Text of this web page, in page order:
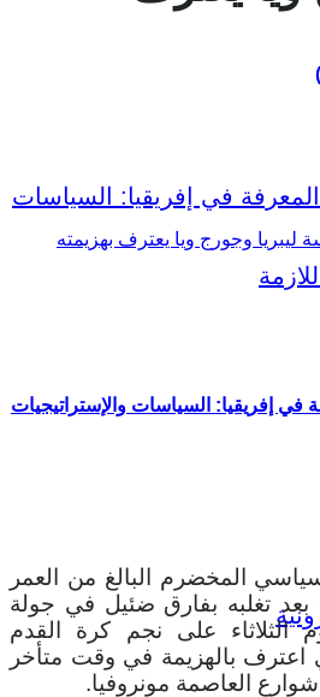
في إفريقيا: السياسات والإستراتيجيات
المخضرم البالغ من العمر
بعد تغلبه بفارق ضئيل في جولة
الثلاثاء على نجم كرة القدم
اعترف بالهزيمة في وقت متأخر
العاصمة مونروفيا.